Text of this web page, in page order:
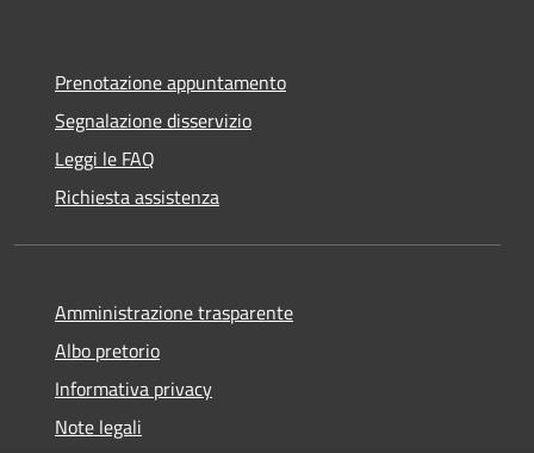
Prenotazione appuntamento
Segnalazione disservizio
Leggi le FAQ
Richiesta assistenza
Amministrazione trasparente
Albo pretorio
Informativa privacy
Note legali